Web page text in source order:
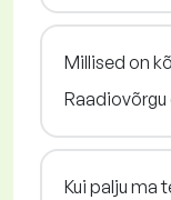
Millised on
Kui palju ma